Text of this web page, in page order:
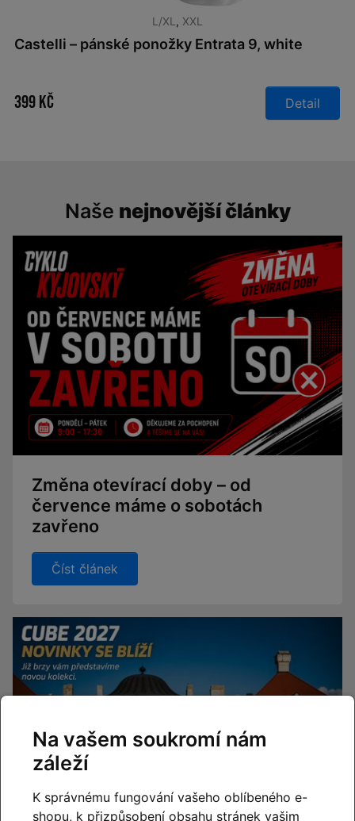
L/XL , XXL
Castelli – pánské ponožky Entrata 9, white
399 Kč Detail
Naše nejnovější články
Změna otevírací doby – od
července máme o sobotách
zavřeno
Číst článek
Na vašem soukromí nám
záleží
K správnému fungování vašeho oblíbeného e-
shopu, k přizpůsobení obsahu stránek vašim